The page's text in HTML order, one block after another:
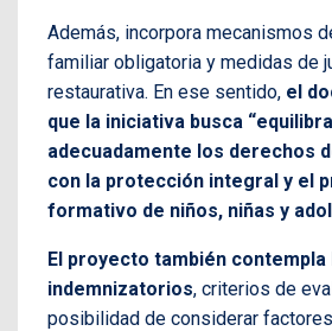
Además, incorpora mecanismos
familiar obligatoria y medidas de
restaurativa. En ese sentido, el
que la iniciativa busca
adecuadamente los derechos
con la protección integral y el
formativo de niños, niñas y
El proyecto también contempla
indemnizatorios, criterios de
posibilidad de considerar